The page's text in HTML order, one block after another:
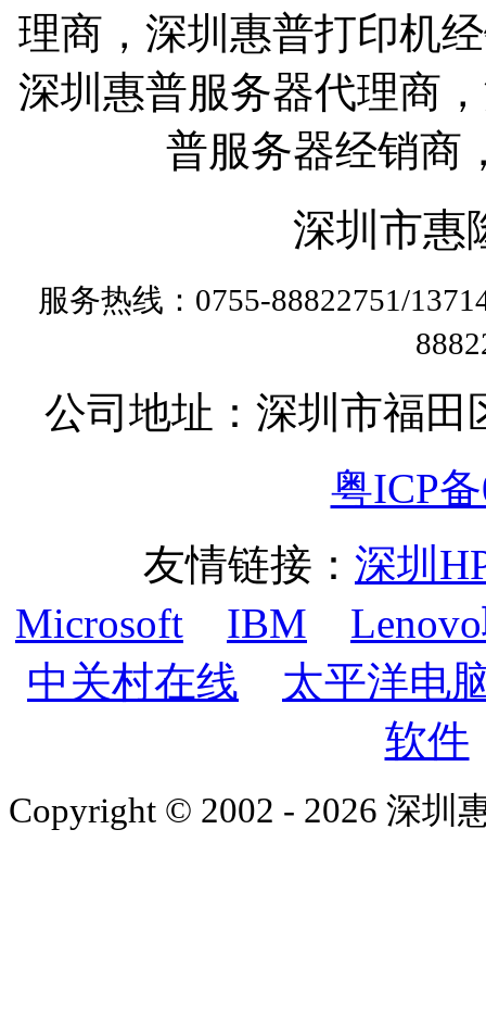
理商，深圳惠普打印机
深圳惠普服务器代理商
普服务器经销商
深圳市惠
服务热线：0755-88822751/
公司地址：深圳市福田
粤ICP
友情链接： 深圳
Microsoft
IBM
中关村在线
太平洋电
软件
Copyright © 2002 - 2026 深圳